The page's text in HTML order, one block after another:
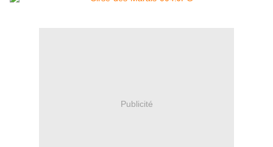
Publicité